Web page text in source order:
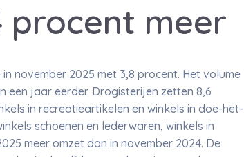
procent meer
november 2025 met 3,8 procent. Het volume
jaar eerder. Drogisterijen zetten 8,6
in recreatieartikelen en winkels in doe-het-
schoenen en lederwaren, winkels in
meer omzet dan in november 2024. De